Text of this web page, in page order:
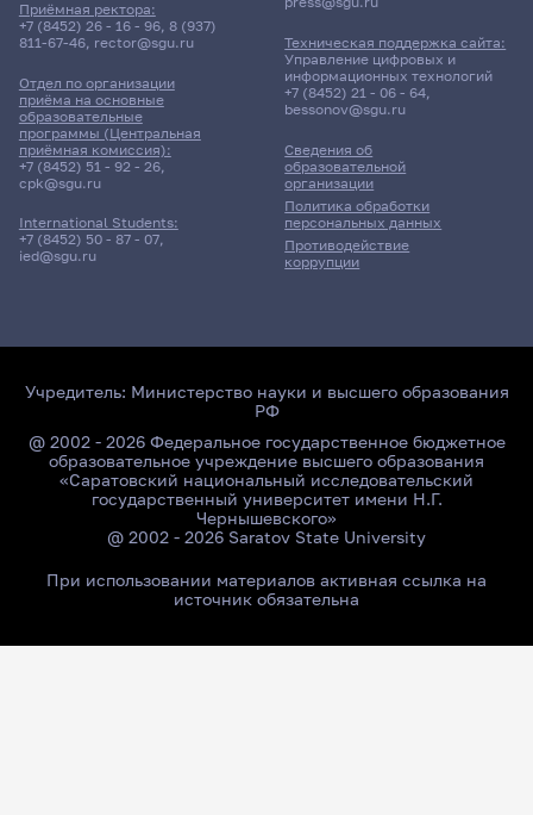
Приёмная ректора:
+7 (8452) 26 - 16 - 96, 8 (937)
811-67-46, rector@sgu.ru
Отдел по организации
приёма на основные
образовательные
программы (Центральная
приёмная комиссия):
+7 (8452) 51 - 92 - 26,
cpk@sgu.ru
International Students:
+7 (8452) 50 - 87 - 07,
ied@sgu.ru
Сведения об
образовательной
организации
Политика обработки
персональных данных
Противодействие
коррупции
Техническая поддержка сайта:
Управление цифровых и
информационных технологий
+7 (8452) 21 - 06 - 64,
bessonov@sgu.ru
Учредитель: Министерство науки и высшего образования
РФ
@ 2002 - 2026 Федеральное государственное бюджетное
образовательное учреждение высшего образования
«Саратовский национальный исследовательский
государственный университет имени Н.Г.
Чернышевского»
@ 2002 - 2026 Saratov State University
При использовании материалов активная ссылка на
источник обязательна